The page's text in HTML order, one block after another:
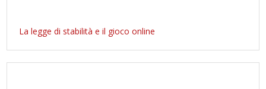
La legge di stabilità e il gioco online